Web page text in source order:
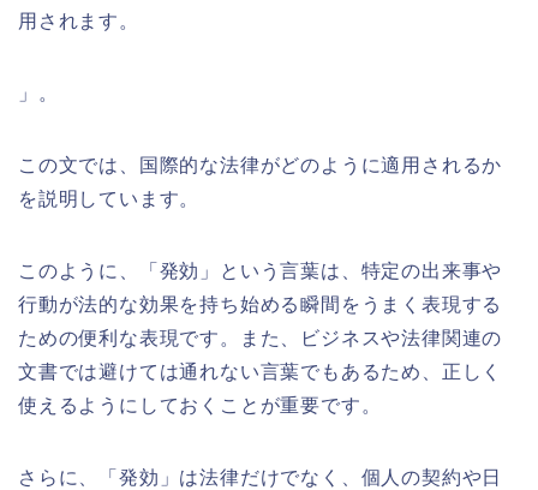
用されます。
」。
この文では、国際的な法律がどのように適用されるか
を説明しています。
このように、「発効」という言葉は、特定の出来事や
行動が法的な効果を持ち始める瞬間をうまく表現する
ための便利な表現です。また、ビジネスや法律関連の
文書では避けては通れない言葉でもあるため、正しく
使えるようにしておくことが重要です。
さらに、「発効」は法律だけでなく、個人の契約や日